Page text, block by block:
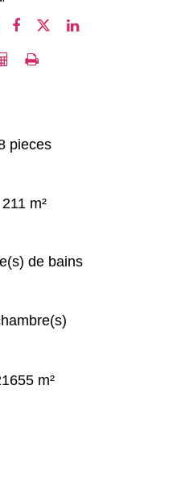
pieces
211 m²
de bains
m²